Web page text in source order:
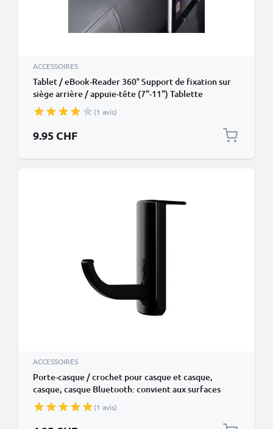
ACCESSOIRES
Tablet / eBook-Reader 360° Support de fixation sur
siège arrière / appuie-tête (7"-11") Tablette
(1 avis)
9.95 CHF
ACCESSOIRES
Porte-casque / crochet pour casque et casque,
casque, casque Bluetooth: convient aux surfaces
lisses, moniteur, table, écran
(1 avis)